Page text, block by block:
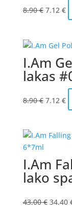
8.90€ Original
8.90 €.
7.12 €
I.Am
lakas
8.90€ Original
8.90 €.
7.12 €
I.Am
lako
43.00€ 34.40